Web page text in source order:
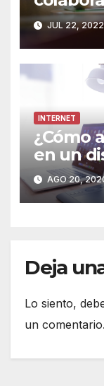
mejorar
proyecto
JUL 22, 2022
INTERNET
¿Cómo
en un
AGO 20,
Deja
Lo siento,
un comentario.